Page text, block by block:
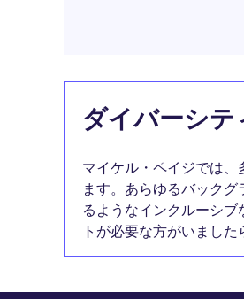
ダイバーシ
マイケル・ペイジでは
ます。あらゆるバック
るようなインクルーシ
トが必要な方がいました